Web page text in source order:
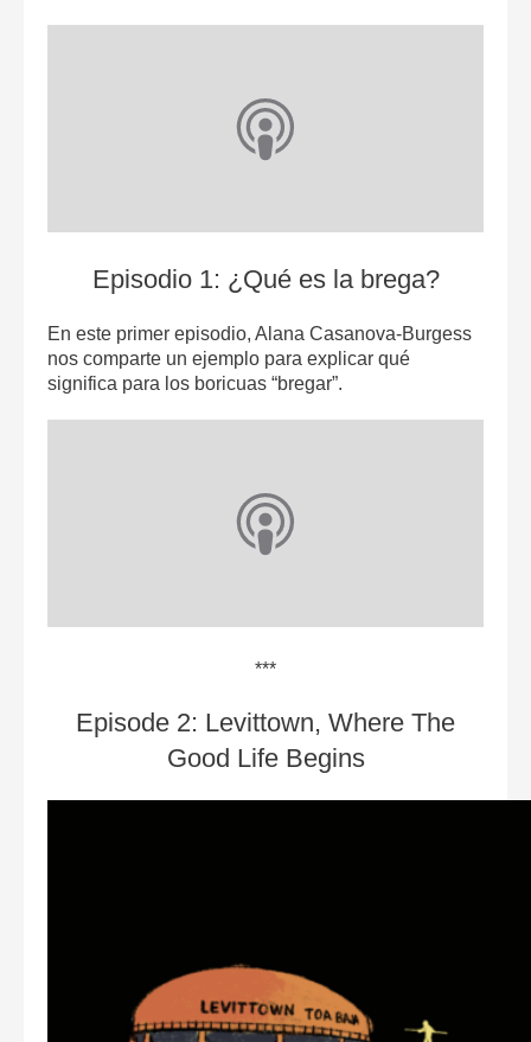
Episodio 1: ¿Qué es la brega?
En este primer episodio, Alana Casanova-Burgess
nos comparte un ejemplo para explicar qué
significa para los boricuas “bregar”.
***
Episode 2: Levittown, Where The
Good Life Begins